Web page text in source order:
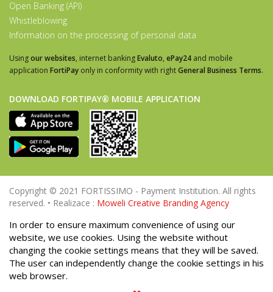
Open Banking (API)
Whistleblowing
Information on the processing of personal data
Usingour websites, internet bankingEvaluto, ePay24 and mobile
application FortiPay only in conformity with rightGeneral Business Terms.
DOWNLOAD FORTIPAY® MOBILE APPLICATION
Copyright © 2021 FORTISSIMO - Payment Institution. All rights
reserved. • Realizace : Moweli Creative Branding Agency
In order to ensure maximum convenience of using our
website, we use cookies. Using the website without
changing the cookie settings means that they will be saved.
The user can independently change the cookie settings in his
web browser.